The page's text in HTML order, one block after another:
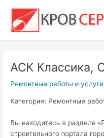
содержимому
АСК Классика,
Ремонтные работы и услуги
Категория: Ремонтные
Вы находитесь в разделе
строительного портала